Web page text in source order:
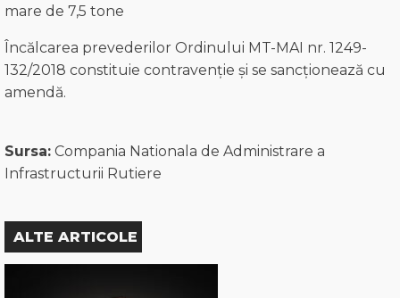
mare de 7,5 tone
Încălcarea prevederilor Ordinului MT-MAI nr. 1249-
132/2018 constituie contravenţie şi se sancţionează cu
amendă.
Sursa: Compania Nationala de Administrare a
Infrastructurii Rutiere
ALTE ARTICOLE